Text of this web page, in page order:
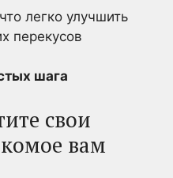
легко улучшить
перекусов
шага
свои
вам